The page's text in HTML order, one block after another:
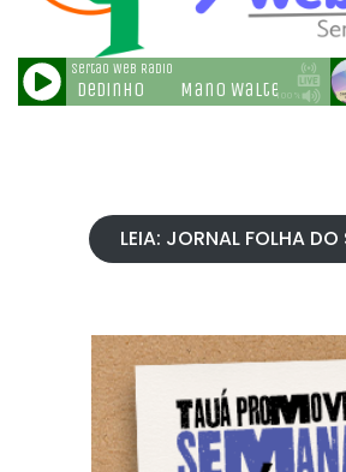
LEIA: JORNAL FOLHA DO